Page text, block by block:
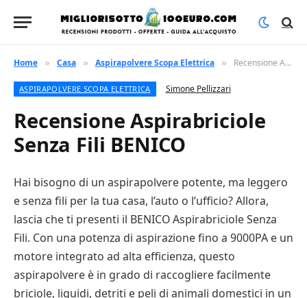
Home » Casa » Aspirapolvere Scopa Elettrica » Recensione Aspirabriciole Senza Fili BENICO
ASPIRAPOLVERE SCOPA ELETTRICA Simone Pellizzari
Recensione Aspirabriciole
Senza Fili BENICO
Hai bisogno di un aspirapolvere potente, ma leggero
e senza fili per la tua casa, l’auto o l’ufficio? Allora,
lascia che ti presenti il BENICO Aspirabriciole Senza
Fili. Con una potenza di aspirazione fino a 9000PA e un
motore integrato ad alta efficienza, questo
aspirapolvere è in grado di raccogliere facilmente
briciole, liquidi, detriti e peli di animali domestici in un